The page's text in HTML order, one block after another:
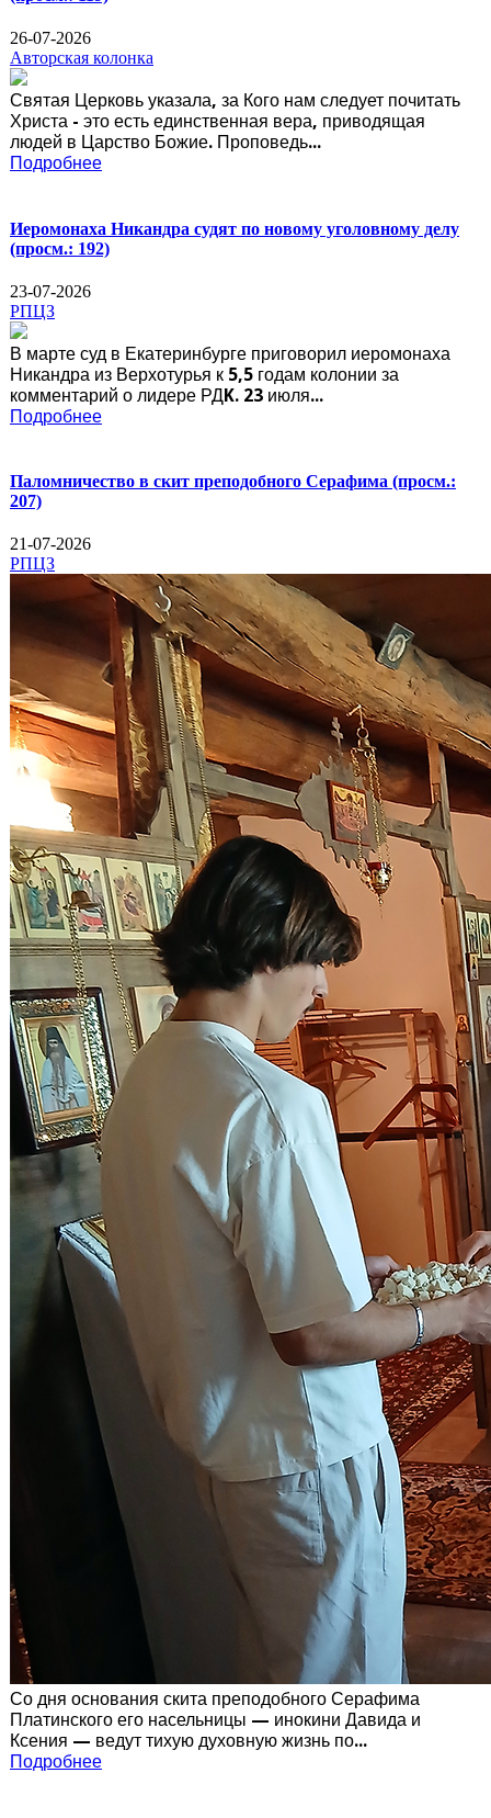
26-07-2026
Авторская колонка
Святая Церковь указала, за Кого нам следует почитать
Христа - это есть единственная вера, приводящая
людей в Царство Божие. Проповедь...
Подробнее
Иеромонаха Никандра судят по новому уголовному делу
(просм.: 192)
23-07-2026
РПЦЗ
В марте суд в Екатеринбурге приговорил иеромонаха
Никандра из Верхотурья к 5,5 годам колонии за
комментарий о лидере РДK. 23 июля...
Подробнее
Паломничество в скит преподобного Серафима (просм.:
207)
21-07-2026
РПЦЗ
Со дня основания скита преподобного Серафима
Платинского его насельницы — инокини Давида и
Ксения — ведут тихую духовную жизнь по...
Подробнее